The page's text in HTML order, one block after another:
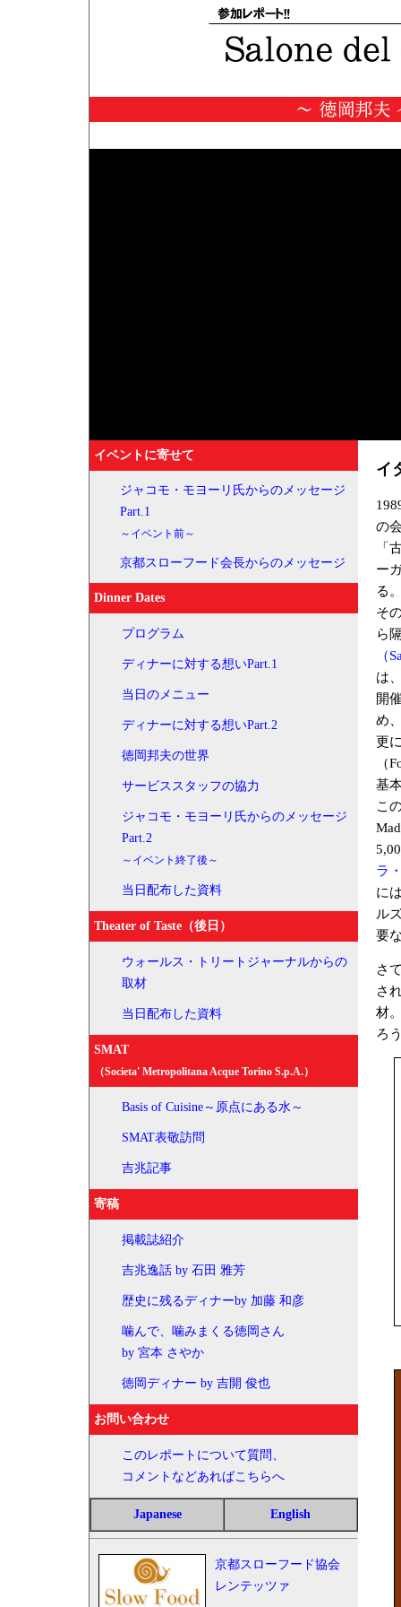
イベントに寄せて
ジャコモ・モヨーリ氏からのメッセージ
Part.1
～イベント前～
京都スローフード会長からのメッセージ
Dinner Dates
プログラム
ディナーに対する想いPart.1
当日のメニュー
ディナーに対する想いPart.2
徳岡邦夫の世界
サービススタッフの協力
ジャコモ・モヨーリ氏からのメッセージ
Part.2
～イベント終了後～
当日配布した資料
Theater of Taste（後日）
ウォールス・トリートジャーナルからの
取材
当日配布した資料
SMAT
（Societa' Metropolitana Acque Torino S.p.A.）
Basis of Cuisine～原点にある水～
SMAT表敬訪問
吉兆記事
寄稿
掲載誌紹介
吉兆逸話 by 石田 雅芳
歴史に残るディナーby 加藤 和彦
噛んで、噛みまくる徳岡さん
by 宮本 さやか
徳岡ディナー by 吉開 俊也
お問い合わせ
このレポートについて質問、
コメントなどあればこちらへ
Japanese English
京都スローフード協会
レンテッツァ
イ
の
「
ー
る
そ
ら
（
は
開
め
更
（
基
こ
ラ
に
ル
要
さ
さ
材
ろ